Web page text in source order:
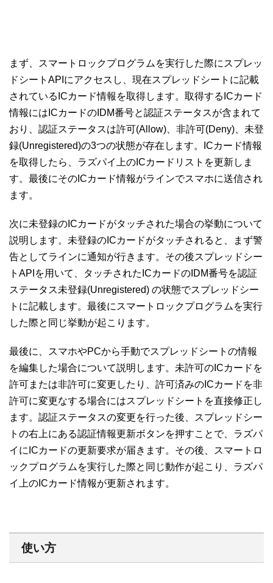
まず、スマートロックプログラムを実行した際にスプレッ
ドシートAPIにアクセスし、現在スプレッドシートに記載
されているICカード情報を取得します。取得するICカード
情報にはICカードのIDM番号と認証ステータスが含まれて
おり、認証ステータスは許可(Allow)、非許可(Deny)、未登
録(Unregistered)の3つの状態が存在します。ICカード情報
を取得したら、ラズパイ上のICカードリストを更新しま
す。最後にそのICカード情報がラインでスマホに送信され
ます。
次に未登録のICカードがタッチされた場合の挙動について
説明します。未登録のICカードがタッチされると、まず警
告としてラインに通知が行きます。その後スプレッドシー
トAPIを用いて、タッチされたICカードのIDM番号を認証
ステータス未登録(Unregistered) の状態でスプレッドシー
トに記載します。最後にスマートロックプログラムを実行
した際と同じ挙動が起こります。
最後に、スマホやPCから手動でスプレッドシートの情報
を編集した場合について説明します。未許可のICカードを
許可または非許可に変更したり、許可済みのICカードを非
許可に変更なする場合にはスプレッドシートを直接修正し
ます。認証ステータスの変更を行った後、スプレッドシー
トの右上にある認証情報更新ボタンを押すことで、ラズパ
イにICカードの更新要求が届きます。その後、スマートロ
ックプログラムを実行した際と同じ動作が起こり、ラズパ
イ上のICカード情報が更新されます。
使い方